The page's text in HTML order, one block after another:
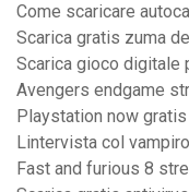
Come scaricare
Scarica gratis zuma
Scarica gioco digitale
Avengers endgame
Playstation now
Lintervista col
Fast and furious 8